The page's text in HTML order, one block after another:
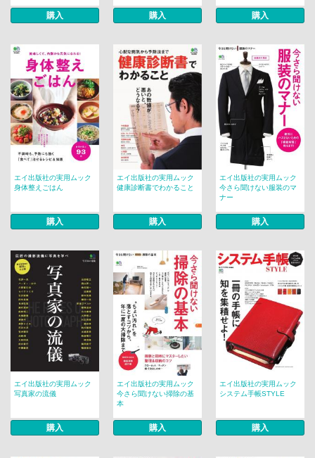
購入 購入 購入
エイ出版社の実用ムック
身体整えごはん
購入
エイ出版社の実用ムック
健康診断書でわかること
購入
エイ出版社の実用ムック
今さら聞けない服装のマ
ナー
購入
エイ出版社の実用ムック
写真家の流儀
購入
エイ出版社の実用ムック
今さら聞けない掃除の基
本
購入
エイ出版社の実用ムック
システム手帳STYLE
購入